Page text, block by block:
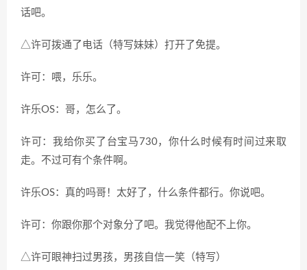
话吧。
△许可拨通了电话（特写妹妹）打开了免提。
许可：喂，乐乐。
许乐OS：哥，怎么了。
许可：我给你买了台宝马 730，你什么时候有时间过来取
走。不过可有个条件啊。
许乐OS：真的吗哥！太好了，什么条件都行。你说吧。
许可：你跟你那个对象分了吧。我觉得他配不上你。
△许可眼神扫过男孩，男孩自信一笑（特写）